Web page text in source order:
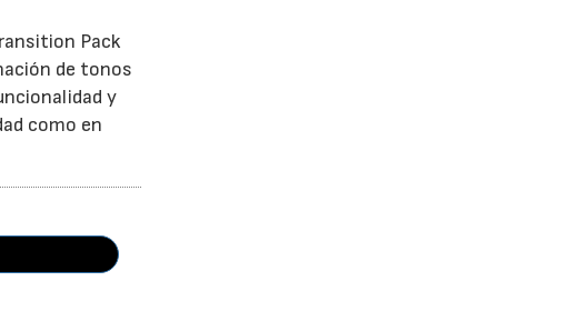
Pack
de tonos
y
como en